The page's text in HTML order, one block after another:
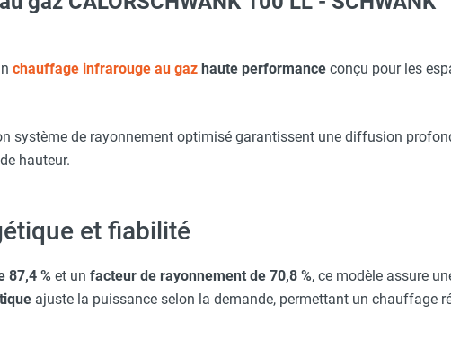
- SCHWANK
- SCHWANK
protège-menton Smartguard PE 10H - HUSQVARNA
chauffage infrarouge au gaz haute performance conçu pour les
système de rayonnement optimisé garantissent une diffusion
hauteur.
et fiabilité
87,4 % et un facteur de rayonnement de 70,8 %, ce modèle assure
ajuste la puissance selon la demande, permettant un chauffage